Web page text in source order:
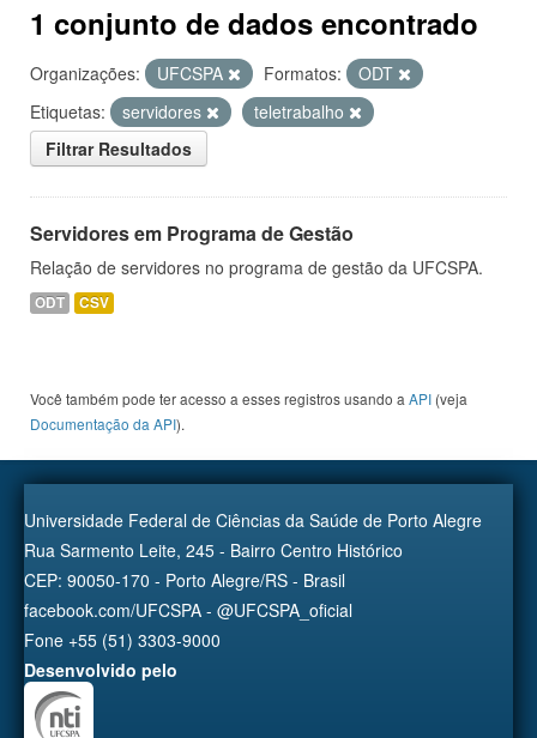
1 conjunto de dados encontrado
Organizações: UFCSPA Formatos:
ODT
Etiquetas:
servidores
teletrabalho
Filtrar Resultados
Servidores em Programa de Gestão
Relação de servidores no programa de gestão da UFCSPA.
ODT CSV
Você também pode ter acesso a esses registros usando a API (veja
Documentação da API).
Universidade Federal de Ciências da Saúde de Porto Alegre
Rua Sarmento Leite, 245 - Bairro Centro Histórico
CEP: 90050-170 - Porto Alegre/RS - Brasil
facebook.com/UFCSPA - @UFCSPA_oficial
Fone +55 (51) 3303-9000
Desenvolvido pelo